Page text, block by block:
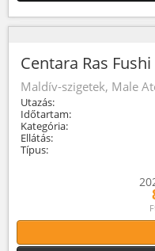
Centara Ras Fushi
Maldív-szigetek, Male
Utazás:
Időtartam:
Kategória:
Ellátás:
Típus: